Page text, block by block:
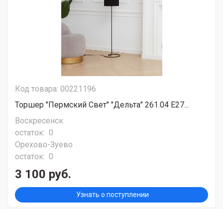
Код товара: 00221196
Торшер "Пермский Свет" "Дельта" 261.04 Е27...
Воскресенск
остаток: 0
Орехово-Зуево
остаток: 0
3 100 руб.
Узнать о поступлении